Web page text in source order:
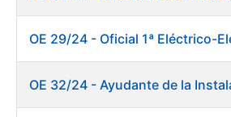
Show/Hide